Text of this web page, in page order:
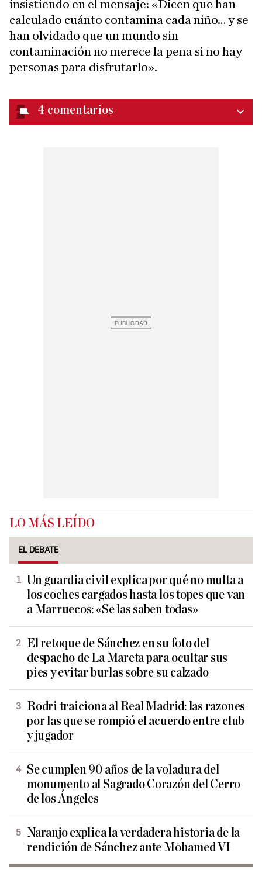
insistiendo en el mensaje: «Dicen que han
calculado cuánto contamina cada niño… y se
han olvidado que un mundo sin
contaminación no merece la pena si no hay
personas para disfrutarlo».
4 comentarios
LO MÁS LEÍDO
EL DEBATE
Un guardia civil explica por qué no multa a
los coches cargados hasta los topes que van
a Marruecos: «Se las saben todas»
El retoque de Sánchez en su foto del
despacho de La Mareta para ocultar sus
pies y evitar burlas sobre su calzado
Rodri traiciona al Real Madrid: las razones
por las que se rompió el acuerdo entre club
y jugador
Se cumplen 90 años de la voladura del
monumento al Sagrado Corazón del Cerro
de los Ángeles
Naranjo explica la verdadera historia de la
rendición de Sánchez ante Mohamed VI